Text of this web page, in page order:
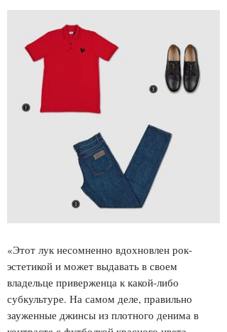
«Этот лук несомненно вдохновлен рок-
эстетикой и может выдавать в своем
владельце приверженца к какой-либо
субкультуре. На самом деле, правильно
зауженные джинсы из плотного денима в